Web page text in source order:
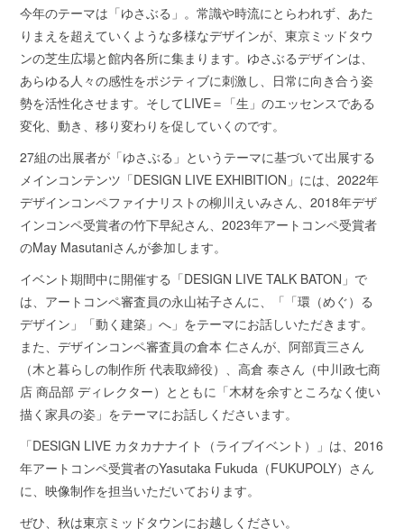
今年のテーマは「ゆさぶる」。常識や時流にとらわれず、あた
りまえを超えていくような多様なデザインが、東京ミッドタウ
ンの芝生広場と館内各所に集まります。ゆさぶるデザインは、
あらゆる人々の感性をポジティブに刺激し、日常に向き合う姿
勢を活性化させます。そしてLIVE＝「生」のエッセンスである
変化、動き、移り変わりを促していくのです。
27組の出展者が「ゆさぶる」というテーマに基づいて出展する
メインコンテンツ「DESIGN LIVE EXHIBITION」には、2022年
デザインコンペファイナリストの柳川えいみさん、2018年デザ
インコンペ受賞者の竹下早紀さん、2023年アートコンペ受賞者
のMay Masutaniさんが参加します。
イベント期間中に開催する「DESIGN LIVE TALK BATON」で
は、アートコンペ審査員の永山祐子さんに、「「環（めぐ）る
デザイン」「動く建築」へ」をテーマにお話しいただきます。
また、デザインコンペ審査員の倉本 仁さんが、阿部貢三さん
（木と暮らしの制作所 代表取締役）、高倉 泰さん（中川政七商
店 商品部 ディレクター）とともに「木材を余すところなく使い
描く家具の姿」をテーマにお話しくださいます。
「DESIGN LIVE カタカナナイト（ライブイベント）」は、2016
年アートコンペ受賞者のYasutaka Fukuda（FUKUPOLY）さん
に、映像制作を担当いただいております。
ぜひ、秋は東京ミッドタウンにお越しください。